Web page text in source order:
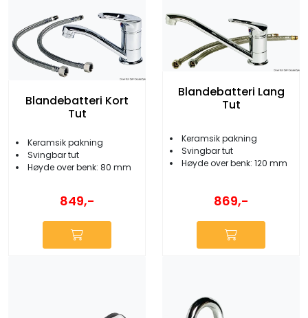
Blandebatteri Kort
Tut
Keramsik pakning
Svingbar tut
Høyde over benk: 80 mm
849,-
Blandebatteri Lang
Tut
Keramsik pakning
Svingbar tut
Høyde over benk: 120 mm
869,-